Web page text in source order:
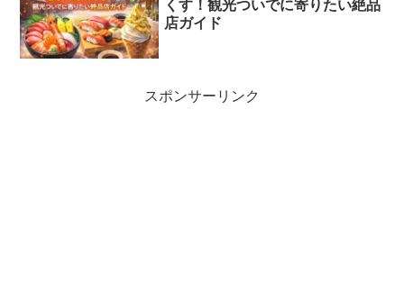
くす！観光ついでに寄りたい絶品
店ガイド
スポンサーリンク